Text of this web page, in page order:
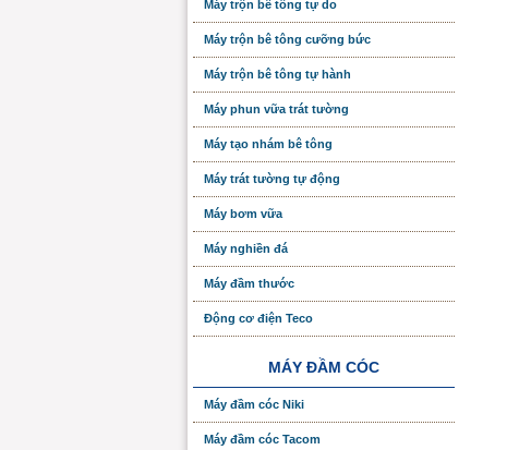
Máy trộn bê tông tự do
Máy trộn bê tông cưỡng bức
Máy trộn bê tông tự hành
Máy phun vữa trát tường
Máy tạo nhám bê tông
Máy trát tường tự động
Máy bơm vữa
Máy nghiền đá
Máy đầm thước
Động cơ điện Teco
MÁY ĐẦM CÓC
Máy đầm cóc Niki
Máy đầm cóc Tacom